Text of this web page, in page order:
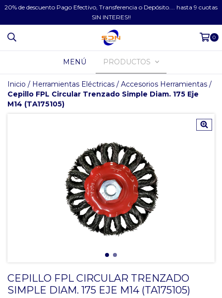
20% de descuento Pago Efectivo, Transferencia o Depósito.... hasta 9 cuotas
SIN INTERES!!
0
MENÚ PRODUCTOS
Inicio / Herramientas Eléctricas / Accesorios Herramientas /
Cepillo FPL Circular Trenzado Simple Diam. 175 Eje
M14 (TA175105)
CEPILLO FPL CIRCULAR TRENZADO
SIMPLE DIAM. 175 EJE M14 (TA175105)